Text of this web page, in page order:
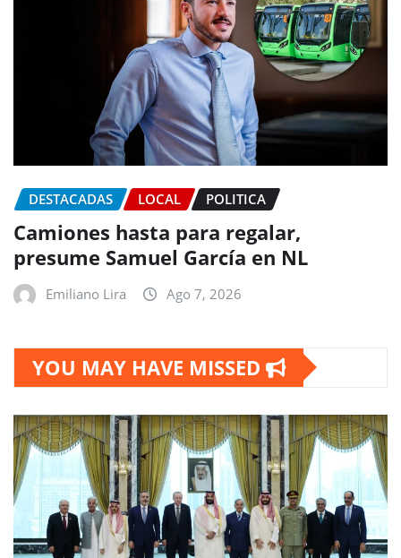
DESTACADAS LOCAL POLITICA
Camiones hasta para regalar,
presume Samuel García en NL
Emiliano Lira Ago 7, 2026
YOU MAY HAVE MISSED